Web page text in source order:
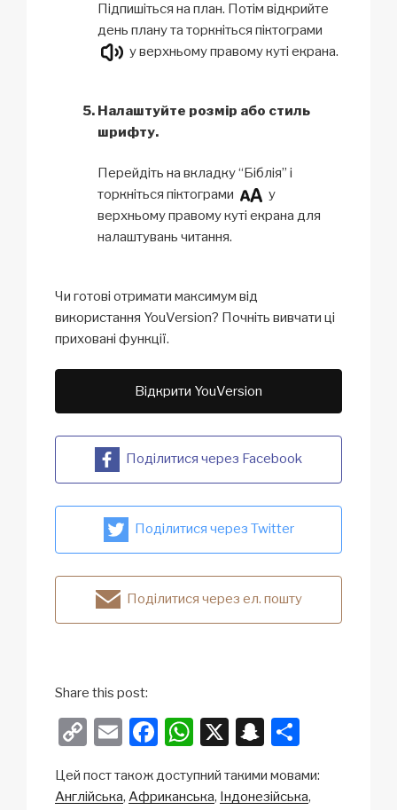
Підпишіться на план. Потім відкрийте
день плану та торкніться піктограми
у верхньому правому куті екрана.
Налаштуйте розмір або стиль
шрифту.
Перейдіть на вкладку “Біблія” і
торкніться піктограми
у
верхньому правому куті екрана для
налаштувань читання.
Чи готові отримати максимум від
використання YouVersion? Почніть вивчати ці
приховані функції.
Відкрити YouVersion
Поділитися через Facebook
Поділитися через Twitter
Поділитися через ел. пошту
Share this post:
C
p
E
ail
F
c
W
at
X
S
a ar
Цей пост також доступний такими мовами:
Англійська Африканська Індонезійська